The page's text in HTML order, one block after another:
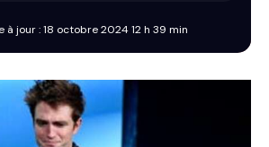
à jour : 18 octobre 2024 12 h 39 min